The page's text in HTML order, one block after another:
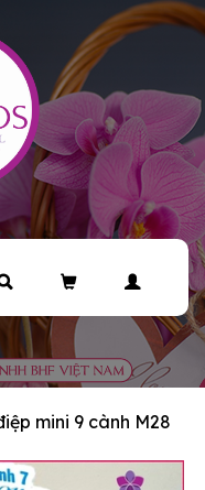
mini 9 cành M28